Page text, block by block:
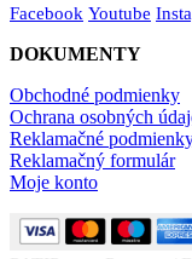
Facebook Youtube
DOKUMENTY
Obchodné podmienky
Ochrana osobných
Reklamačné
Reklamačný formulár
Moje konto